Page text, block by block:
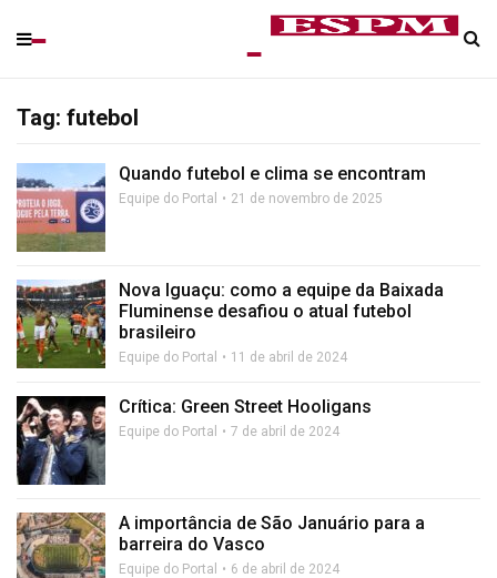
Tag: futebol
Quando futebol e clima se encontram
Equipe do Portal 21 de novembro de 2025
Nova Iguaçu: como a equipe da Baixada
Fluminense desafiou o atual futebol
brasileiro
Equipe do Portal 11 de abril de 2024
Crítica: Green Street Hooligans
Equipe do Portal 7 de abril de 2024
A importância de São Januário para a
barreira do Vasco
Equipe do Portal 6 de abril de 2024